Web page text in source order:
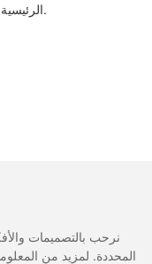
الرئيسية ، الكأس ، حلقات الأبطال ، الأقراط ، القلادة.
نرحب بالتصميمات
المحددة. لمزيد من